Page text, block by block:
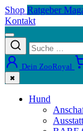
Shop Ratgeber
Kontakt
Dein ZooRoyal
✖
Hund